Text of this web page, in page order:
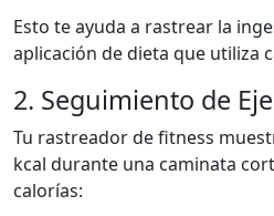
Esto te ayuda a rastrear la
aplicación de dieta que utiliza
2. Seguimiento de
Tu rastreador de fitness
kcal durante una caminata
calorías: